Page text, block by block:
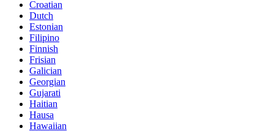
Croatian
Dutch
Estonian
Filipino
Finnish
Frisian
Galician
Georgian
Gujarati
Haitian
Hausa
Hawaiian